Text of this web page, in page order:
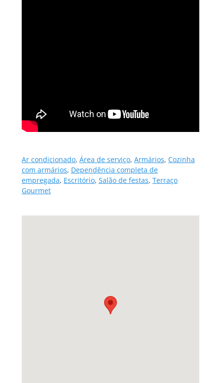
Ar condicionado, Área de serviço, Armários, Cozinha
com armários, Dependência completa de
empregada, Escritório, Salão de festas, Terraço
Gourmet